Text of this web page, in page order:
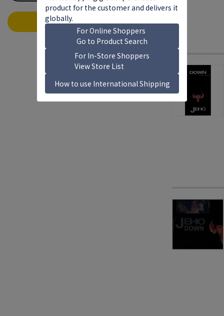
この条件で絞り込む